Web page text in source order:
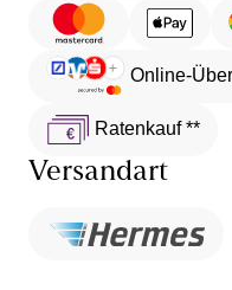
Online-
Ratenkauf **
Versandart